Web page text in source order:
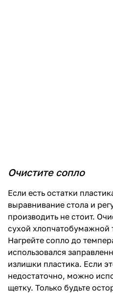
Очистите сопло
Если есть остатки
выравнивание стола и
производить не стоит.
сухой хлопчатобумажной
Нагрейте сопло до
использовался
излишки пластика. Если
недостаточно, можно
щетку. Только будьте